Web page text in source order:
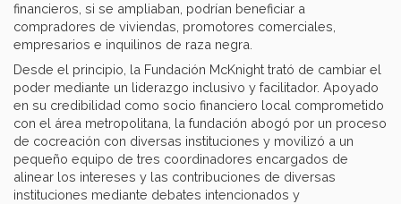
financieros, si se ampliaban, podrían beneficiar a
compradores de viviendas, promotores comerciales,
empresarios e inquilinos de raza negra.
Desde el principio, la Fundación McKnight trató de cambiar el
poder mediante un liderazgo inclusivo y facilitador. Apoyado
en su credibilidad como socio financiero local comprometido
con el área metropolitana, la fundación abogó por un proceso
de cocreación con diversas instituciones y movilizó a un
pequeño equipo de tres coordinadores encargados de
alinear los intereses y las contribuciones de diversas
instituciones mediante debates intencionados y